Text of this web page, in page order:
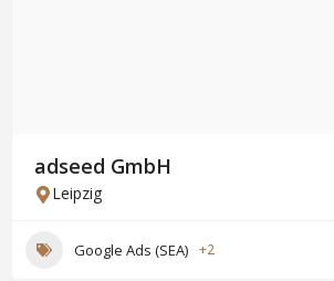
adseed GmbH
Leipzig
Google Ads (SEA) +2